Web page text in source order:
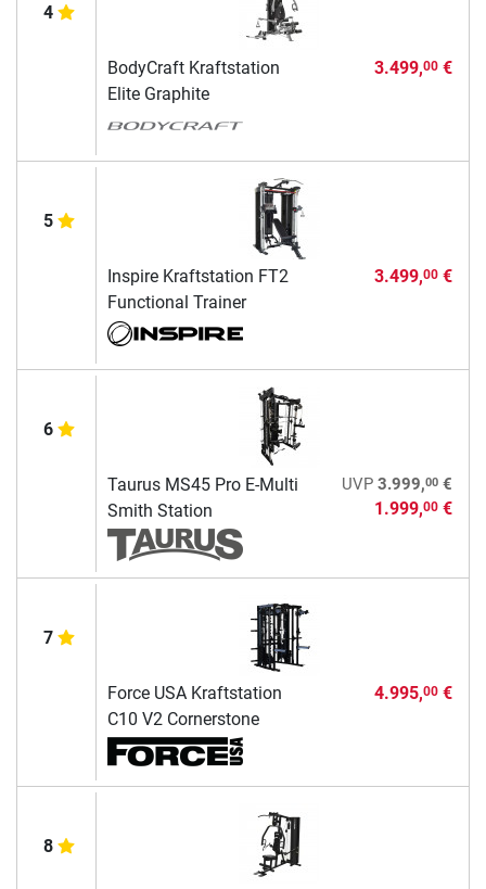
4
BodyCraft Kraftstation
Elite Graphite
3.499,00€
5
Inspire Kraftstation FT2
Functional Trainer
3.499,00€
6
Taurus MS45 Pro E-Multi
Smith Station
UVP 3.999,00€
1.999,00€
7
Force USA Kraftstation
C10 V2 Cornerstone
4.995,00€
8